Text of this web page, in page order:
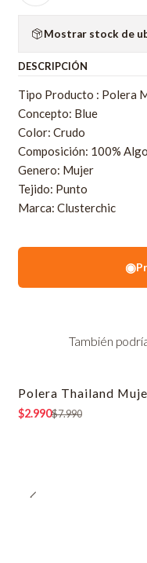
Mostrar stock de
DESCRIPCIÓN
Tipo Producto : Polera
Concepto: Blue
Color: Crudo
Composición: 100%
Genero: Mujer
Tejido: Punto
Marca: Clusterchic
◉
También
-63% OFF
Polera Thailand
$2.990$7.990